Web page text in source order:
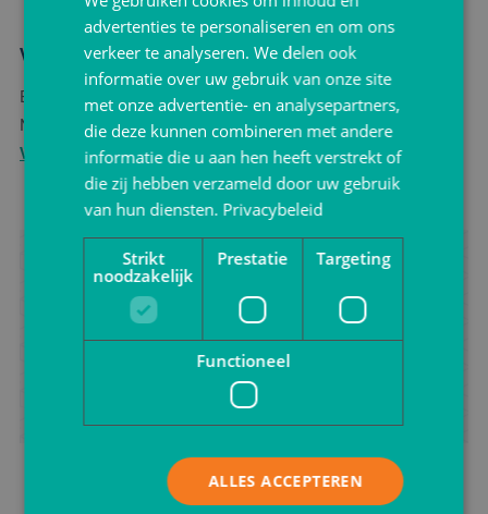
Verpakkingsgroothandel
Ben je een verpakkingsgroothandel en wil je groot inkopen?
Neem dancontact op met de experts vanDijkstra
Verpakkingvoor meer informatie.
Advies ontvangen?
Zoek je advies voor het verpakken van jouw product?
Neem vrijblijvend contact met ons op.
Ik wil advies
advertenties te personaliseren en om ons
verkeer te analyseren. We delen ook
informatie over uw gebruik van onze site
met onze advertentie- en analysepartners,
die deze kunnen combineren met andere
informatie die u aan hen heeft verstrekt of
die zij hebben verzameld door uw gebruik
van hun diensten. Privacybeleid
Strikt
noodzakelijk
Prestatie Targeting
Functioneel
ALLES ACCEPTEREN